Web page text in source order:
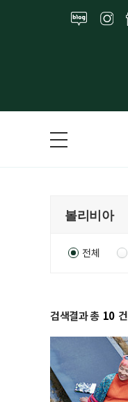
전체
검색결과 총 10 건